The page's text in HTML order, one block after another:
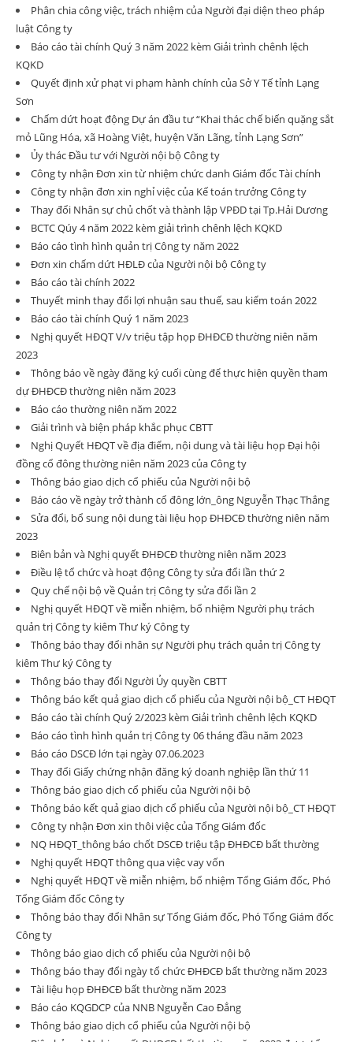
Phân chia công việc, trách nhiệm của Người đại diện theo pháp
luật Công ty
Báo cáo tài chính Quý 3 năm 2022 kèm Giải trình chênh lệch
KQKD
Quyết định xử phạt vi phạm hành chính của Sở Y Tế tỉnh Lạng
Sơn
Chấm dứt hoạt động Dự án đầu tư “Khai thác chế biến quặng sắt
mỏ Lũng Hóa, xã Hoàng Việt, huyện Văn Lãng, tỉnh Lạng Sơn”
Ủy thác Đầu tư với Người nội bộ Công ty
Công ty nhận Đơn xin từ nhiệm chức danh Giám đốc Tài chính
Công ty nhận đơn xin nghỉ việc của Kế toán trưởng Công ty
Thay đổi Nhân sự chủ chốt và thành lập VPĐD tại Tp.Hải Dương
BCTC Qúy 4 năm 2022 kèm giải trình chênh lệch KQKD
Báo cáo tình hình quản trị Công ty năm 2022
Đơn xin chấm dứt HĐLĐ của Người nội bộ Công ty
Báo cáo tài chính 2022
Thuyết minh thay đổi lợi nhuận sau thuế, sau kiểm toán 2022
Báo cáo tài chính Quý 1 năm 2023
Nghị quyết HĐQT V/v triệu tập họp ĐHĐCĐ thường niên năm
2023
Thông báo về ngày đăng ký cuối cùng để thực hiện quyền tham
dự ĐHĐCĐ thường niên năm 2023
Báo cáo thường niên năm 2022
Giải trình và biện pháp khắc phục CBTT
Nghị Quyết HĐQT về địa điểm, nội dung và tài liệu họp Đại hội
đồng cổ đông thường niên năm 2023 của Công ty
Thông báo giao dịch cổ phiếu của Người nội bộ
Báo cáo về ngày trở thành cổ đông lớn_ông Nguyễn Thạc Thắng
Sửa đổi, bổ sung nội dung tài liệu họp ĐHĐCĐ thường niên năm
2023
Biên bản và Nghị quyết ĐHĐCĐ thường niên năm 2023
Điều lệ tổ chức và hoạt động Công ty sửa đổi lần thứ 2
Quy chế nội bộ về Quản trị Công ty sửa đổi lần 2
Nghị quyết HĐQT về miễn nhiệm, bổ nhiệm Người phụ trách
quản trị Công ty kiêm Thư ký Công ty
Thông báo thay đổi nhân sự Người phụ trách quản trị Công ty
kiêm Thư ký Công ty
Thông báo thay đổi Người Ủy quyền CBTT
Thông báo kết quả giao dịch cổ phiếu của Người nội bộ_CT HĐQT
Báo cáo tài chính Quý 2/2023 kèm Giải trình chênh lệch KQKD
Báo cáo tình hình quản trị Công ty 06 tháng đầu năm 2023
Báo cáo DSCĐ lớn tại ngày 07.06.2023
Thay đổi Giấy chứng nhận đăng ký doanh nghiệp lần thứ 11
Thông báo giao dịch cổ phiếu của Người nội bộ
Thông báo kết quả giao dịch cổ phiếu của Người nội bộ_CT HĐQT
Công ty nhận Đơn xin thôi việc của Tổng Giám đốc
NQ HĐQT_thông báo chốt DSCĐ triệu tập ĐHĐCĐ bất thường
Nghị quyết HĐQT thông qua việc vay vốn
Nghị quyết HĐQT về miễn nhiệm, bổ nhiệm Tổng Giám đốc, Phó
Tổng Giám đốc Công ty
Thông báo thay đổi Nhân sự Tổng Giám đốc, Phó Tổng Giám đốc
Công ty
Thông báo giao dịch cổ phiếu của Người nội bộ
Thông báo thay đổi ngày tổ chức ĐHĐCĐ bất thường năm 2023
Tài liệu họp ĐHĐCĐ bất thường năm 2023
Báo cáo KQGDCP của NNB Nguyễn Cao Đẳng
Thông báo giao dịch cổ phiếu của Người nội bộ